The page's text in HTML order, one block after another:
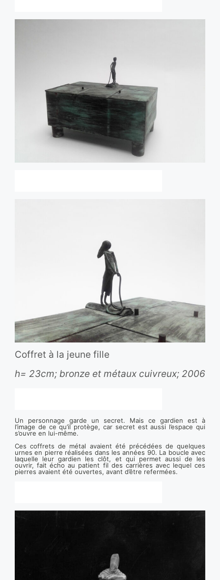
Coffret à la jeune fille
h= 23cm; bronze et métaux cuivreux; 2006
Un personnage garde un secret. Mais ce gardien est à
l’image de ce qu’il protège, car secret est aussi l’espace qui
s’ouvre en lui-même.
Ces coffrets de métal avaient été précédées de quelques
urnes en pierre réalisées dans les années 90. La boucle avec
laquelle leur gardien les clôt, et qui permet aussi de les
ouvrir, fait écho au patient fil des carrières avec lequel ces
pierres avaient été ouvertes, avant d’être refermées.